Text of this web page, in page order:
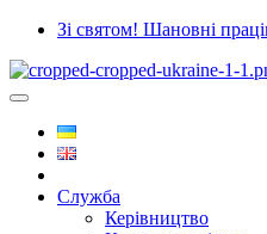
Зі святом! Шановні
Служба
Керівництво